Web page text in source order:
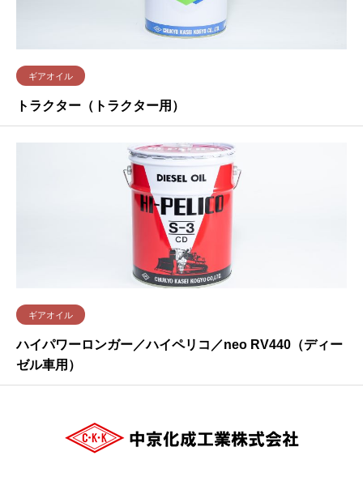
ギアオイル
トラクター（トラクター用）
ギアオイル
ハイパワーロンガー／ハイペリコ／neo RV440（ディー
ゼル車用）